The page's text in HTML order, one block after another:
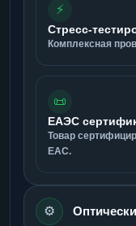
⚡
Стресс-
Комплексная
📜
ЕАЭС
Товар
ЕАС.
⚙️